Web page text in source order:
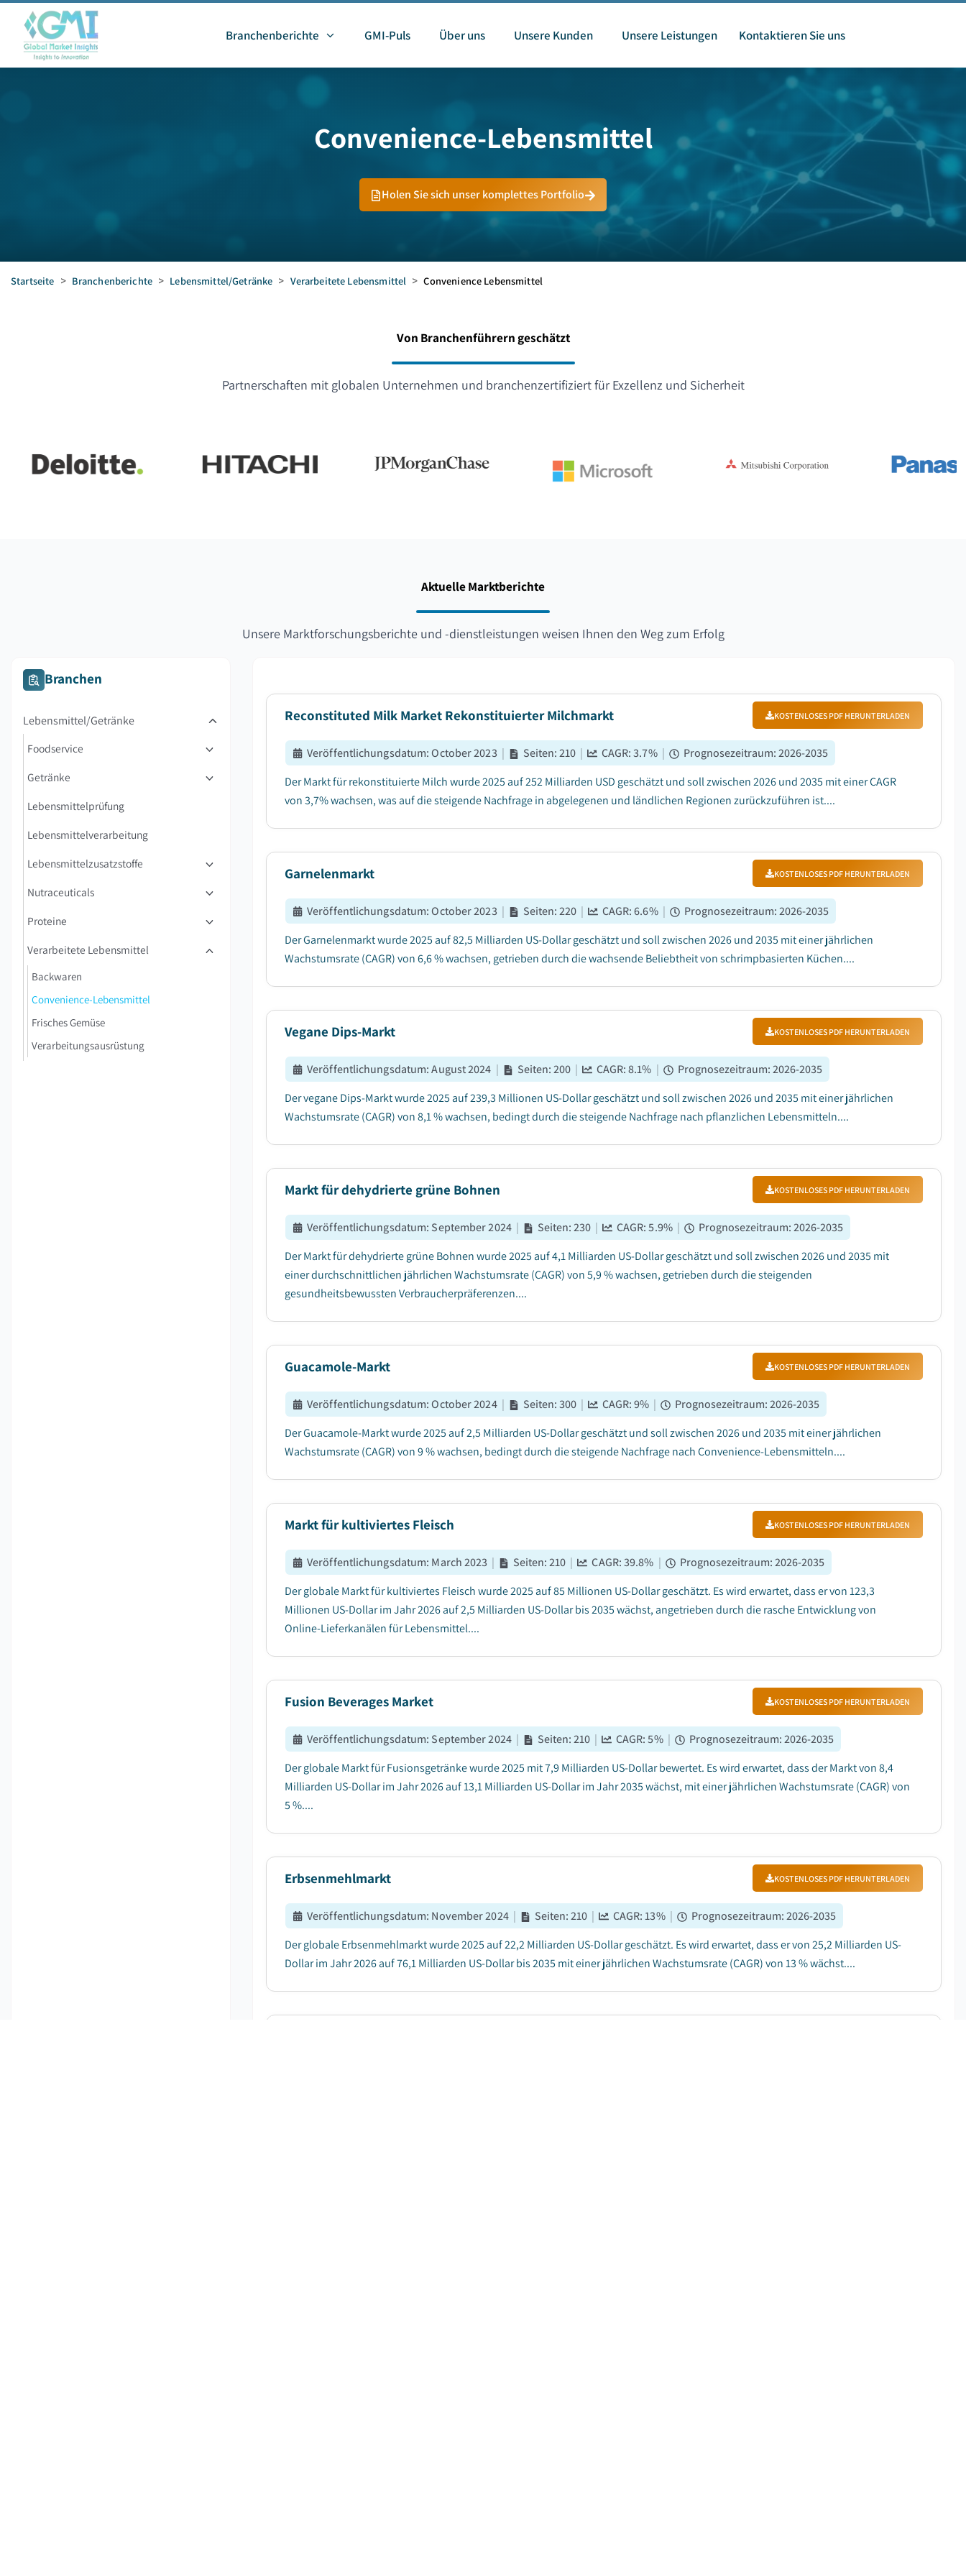
Branchenberichte GMI-Puls Über uns Unsere Kunden Unsere Leistungen Kontaktieren Sie uns
Convenience-Lebensmittel
Holen Sie sich unser komplettes Portfolio
Startseite > Branchenberichte > Lebensmittel/Getränke > Verarbeitete Lebensmittel > Convenience Lebensmittel
Von Branchenführern geschätzt
Partnerschaften mit globalen Unternehmen und branchenzertifiziert für Exzellenz und Sicherheit
Aktuelle Marktberichte
Unsere Marktforschungsberichte und -dienstleistungen weisen Ihnen den Weg zum Erfolg
Branchen
Lebensmittel/Getränke
Foodservice
Getränke
Lebensmittelprüfung
Lebensmittelverarbeitung
Lebensmittelzusatzstoffe
Nutraceuticals
Proteine
Verarbeitete Lebensmittel
Backwaren
Convenience-Lebensmittel
Frisches Gemüse
Verarbeitungsausrüstung
Reconstituted Milk Market Rekonstituierter Milchmarkt KOSTENLOSES PDF HERUNTERLADEN
Veröffentlichungsdatum:October 2023 | Seiten:210 | CAGR:3.7% | Prognosezeitraum:2026-2035
Der Markt für rekonstituierte Milch wurde 2025 auf 252 Milliarden USD geschätzt und soll zwischen 2026 und 2035 mit einer CAGR
von 3,7% wachsen, was auf die steigende Nachfrage in abgelegenen und ländlichen Regionen zurückzuführen ist....
Garnelenmarkt KOSTENLOSES PDF HERUNTERLADEN
Veröffentlichungsdatum:October 2023 | Seiten:220 | CAGR:6.6% | Prognosezeitraum:2026-2035
Der Garnelenmarkt wurde 2025 auf 82,5 Milliarden US-Dollar geschätzt und soll zwischen 2026 und 2035 mit einer jährlichen
Wachstumsrate (CAGR) von 6,6 % wachsen, getrieben durch die wachsende Beliebtheit von schrimpbasierten Küchen....
Vegane Dips-Markt KOSTENLOSES PDF HERUNTERLADEN
Veröffentlichungsdatum:August 2024 | Seiten:200 | CAGR:8.1% | Prognosezeitraum:2026-2035
Der vegane Dips-Markt wurde 2025 auf 239,3 Millionen US-Dollar geschätzt und soll zwischen 2026 und 2035 mit einer jährlichen
Wachstumsrate (CAGR) von 8,1 % wachsen, bedingt durch die steigende Nachfrage nach pflanzlichen Lebensmitteln....
Markt für dehydrierte grüne Bohnen KOSTENLOSES PDF HERUNTERLADEN
Veröffentlichungsdatum: September 2024 | Seiten:230 | CAGR:5.9% | Prognosezeitraum:2026-2035
Der Markt für dehydrierte grüne Bohnen wurde 2025 auf 4,1 Milliarden US-Dollar geschätzt und soll zwischen 2026 und 2035 mit
einer durchschnittlichen jährlichen Wachstumsrate (CAGR) von 5,9 % wachsen, getrieben durch die steigenden
gesundheitsbewussten Verbraucherpräferenzen....
Guacamole-Markt KOSTENLOSES PDF HERUNTERLADEN
Veröffentlichungsdatum:October 2024 | Seiten:300 | CAGR:9% | Prognosezeitraum:2026-2035
Der Guacamole-Markt wurde 2025 auf 2,5 Milliarden US-Dollar geschätzt und soll zwischen 2026 und 2035 mit einer jährlichen
Wachstumsrate (CAGR) von 9 % wachsen, bedingt durch die steigende Nachfrage nach Convenience-Lebensmitteln....
Markt für kultiviertes Fleisch KOSTENLOSES PDF HERUNTERLADEN
Veröffentlichungsdatum: March 2023 | Seiten:210 | CAGR:39.8% | Prognosezeitraum:2026-2035
Der globale Markt für kultiviertes Fleisch wurde 2025 auf 85 Millionen US-Dollar geschätzt. Es wird erwartet, dass er von 123,3
Millionen US-Dollar im Jahr 2026 auf 2,5 Milliarden US-Dollar bis 2035 wächst, angetrieben durch die rasche Entwicklung von
Online-Lieferkanälen für Lebensmittel....
Fusion Beverages Market KOSTENLOSES PDF HERUNTERLADEN
Veröffentlichungsdatum: September 2024 | Seiten:210 | CAGR:5% | Prognosezeitraum:2026-2035
Der globale Markt für Fusionsgetränke wurde 2025 mit 7,9 Milliarden US-Dollar bewertet. Es wird erwartet, dass der Markt von 8,4
Milliarden US-Dollar im Jahr 2026 auf 13,1 Milliarden US-Dollar im Jahr 2035 wächst, mit einer jährlichen Wachstumsrate (CAGR) von
5 %....
Erbsenmehlmarkt KOSTENLOSES PDF HERUNTERLADEN
Veröffentlichungsdatum: November 2024 | Seiten:210 | CAGR:13% | Prognosezeitraum:2026-2035
Der globale Erbsenmehlmarkt wurde 2025 auf 22,2 Milliarden US-Dollar geschätzt. Es wird erwartet, dass er von 25,2 Milliarden US-
Dollar im Jahr 2026 auf 76,1 Milliarden US-Dollar bis 2035 mit einer jährlichen Wachstumsrate (CAGR) von 13 % wächst....